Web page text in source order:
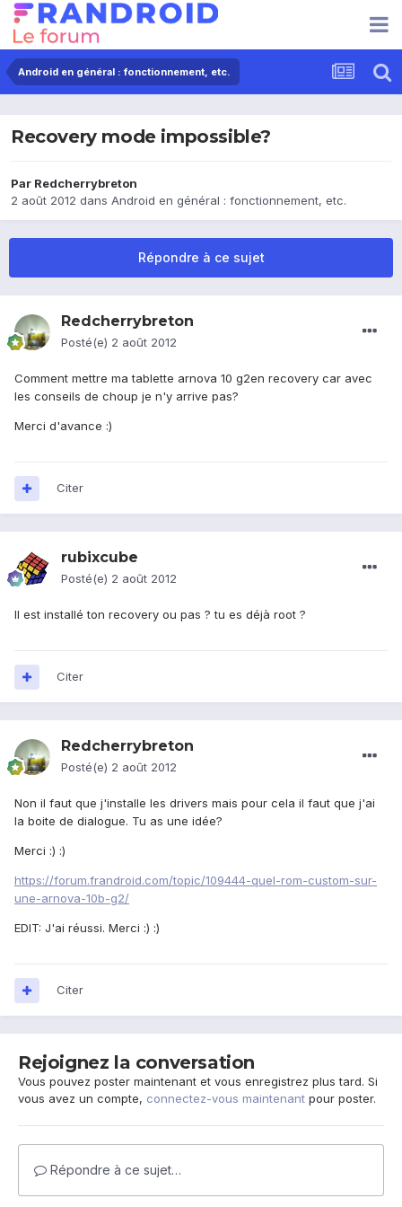
Android en général : fonctionnement, etc.
Recovery mode impossible?
Par Redcherrybreton
2 août 2012 dans Android en général : fonctionnement, etc.
Répondre à ce sujet
Redcherrybreton
Posté(e) 2 août 2012
Comment mettre ma tablette arnova 10 g2en recovery car avec
les conseils de choup je n'y arrive pas?
Merci d'avance :)
Citer
rubixcube
Posté(e) 2 août 2012
Il est installé ton recovery ou pas ? tu es déjà root ?
Citer
Redcherrybreton
Posté(e) 2 août 2012
Non il faut que j'installe les drivers mais pour cela il faut que j'ai
la boite de dialogue. Tu as une idée?
Merci :) :)
https://forum.frandroid.com/topic/109444-quel-rom-custom-sur-
une-arnova-10b-g2/
EDIT: J'ai réussi. Merci :) :)
Citer
Rejoignez la conversation
Vous pouvez poster maintenant et vous enregistrez plus tard. Si
vous avez un compte, connectez-vous maintenant pour poster.
Répondre à ce sujet…